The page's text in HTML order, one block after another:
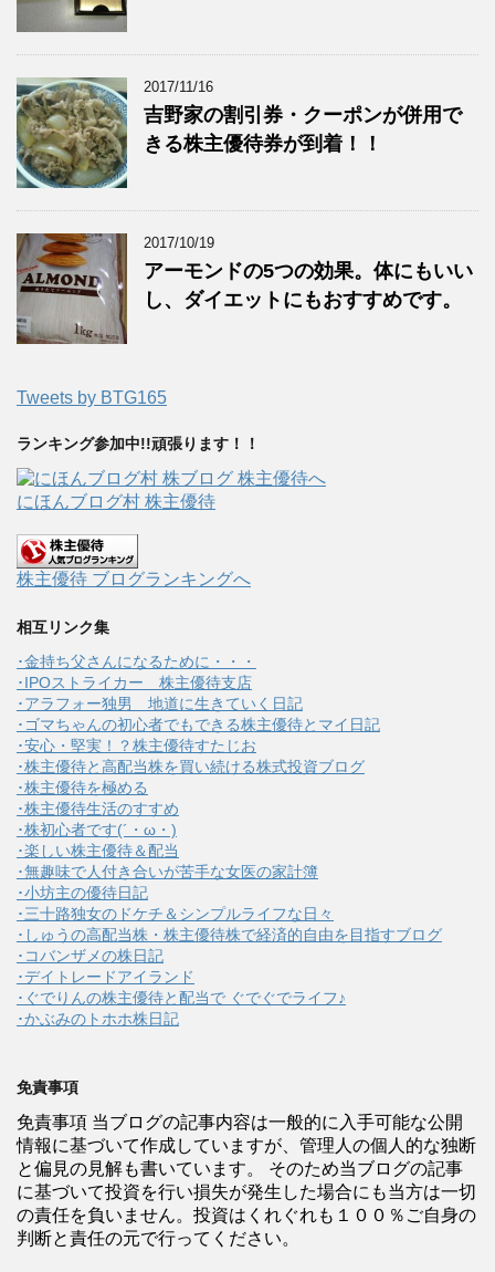
2017/11/16
吉野家の割引券・クーポンが併用で
きる株主優待券が到着！！
2017/10/19
アーモンドの5つの効果。体にもいい
し、ダイエットにもおすすめです。
Tweets by BTG165
ランキング参加中!!頑張ります！！
にほんブログ村 株主優待
株主優待 ブログランキングへ
相互リンク集
･金持ち父さんになるために・・・
･IPOストライカー 株主優待支店
･アラフォー独男 地道に生きていく日記
･ゴマちゃんの初心者でもできる株主優待とマイ日記
･安心・堅実！？株主優待すたじお
･株主優待と高配当株を買い続ける株式投資ブログ
･株主優待を極める
･株主優待生活のすすめ
･株初心者です(´・ω・)
･楽しい株主優待＆配当
･無趣味で人付き合いが苦手な女医の家計簿
･小坊主の優待日記
･三十路独女のドケチ＆シンプルライフな日々
･しゅうの高配当株・株主優待株で経済的自由を目指すブログ
･コバンザメの株日記
･デイトレードアイランド
･ぐでりんの株主優待と配当で ぐでぐでライフ♪
･かぶみのトホホ株日記
免責事項
免責事項 当ブログの記事内容は一般的に入手可能な公開
情報に基づいて作成していますが、管理人の個人的な独断
と偏見の見解も書いています。 そのため当ブログの記事
に基づいて投資を行い損失が発生した場合にも当方は一切
の責任を負いません。投資はくれぐれも１００％ご自身の
判断と責任の元で行ってください。